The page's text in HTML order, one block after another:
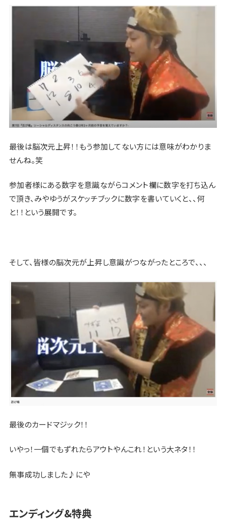
最後は脳次元上昇！！もう参加してない方には意味がわかりま
せんね。笑
参加者様にある数字を意識ながらコメント欄に数字を打ち込ん
で頂き、みやゆうがスケッチブックに数字を書いていくと、、何
と！！という展開です。
そして、皆様の脳次元が上昇し意識がつながったところで、、、
最後のカードマジック！！
いやっ！一個でもずれたらアウトやんこれ！という大ネタ！！
無事成功しました♪にや
エンディング&特典